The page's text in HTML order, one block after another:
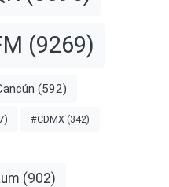
(9269)
(592)
#CDMX(342)
(902)